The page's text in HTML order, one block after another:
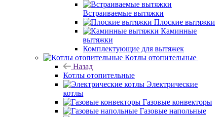
Встраиваемые вытяжки
Плоские вытяжки
Каминные
вытяжки
Комплектующие для вытяжек
Котлы отопительные
Назад
Котлы отопительные
Электрические
котлы
Газовые конвекторы
Газовые напольные